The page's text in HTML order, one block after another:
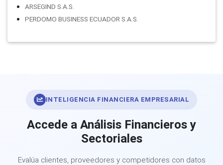
ARSEGIND S.A.S.
PERDOMO BUSINESS ECUADOR S.A.S.
INTELIGENCIA FINANCIERA EMPRESARIAL
Accede a Análisis Financieros y
Sectoriales
Evalúa clientes, proveedores y competidores con datos